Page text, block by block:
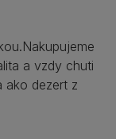
a vzdy chuti
ako dezert z